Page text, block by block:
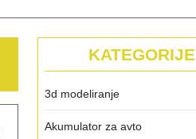
KATEGORIJE
3d modeliranje
Akumulator za avto